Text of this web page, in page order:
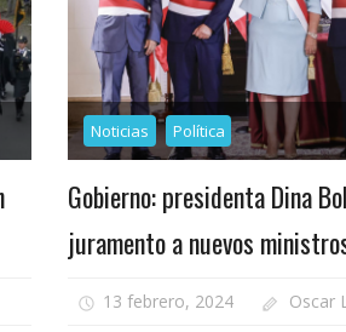
Noticias Política
Gobierno: presidenta Dina
juramento a nuevos
13 febrero, 2024 Oscar